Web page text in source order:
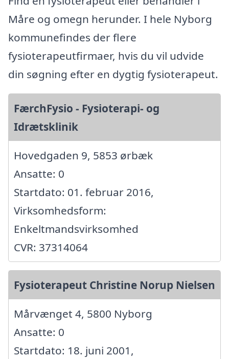
Måre og omegn herunder. I hele Nyborg
kommunefindes der flere
fysioterapeutfirmaer, hvis du vil udvide
din søgning efter en dygtig fysioterapeut.
FærchFysio - Fysioterapi- og
Idrætsklinik
Hovedgaden 9, 5853 ørbæk
Ansatte: 0
Startdato: 01. februar 2016,
Virksomhedsform:
Enkeltmandsvirksomhed
CVR: 37314064
Fysioterapeut Christine Norup Nielsen
Mårvænget 4, 5800 Nyborg
Ansatte: 0
Startdato: 18. juni 2001,